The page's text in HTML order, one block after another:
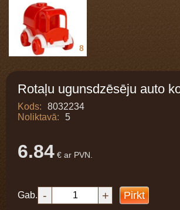
8
Rotaļu ugunsdzēsēju auto
Kods:
8032234
Noliktavā:
5
6.84 € ar PVN.
Gab. - + Pirkt